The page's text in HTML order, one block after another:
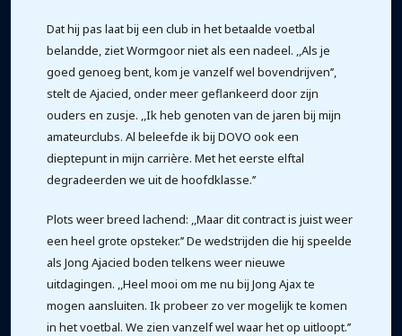
Dat hij pas laat bij een club in het betaalde voetbal
belandde, ziet Wormgoor niet als een nadeel. ,,Als je
goed genoeg bent, kom je vanzelf wel bovendrijven’’,
stelt de Ajacied, onder meer geflankeerd door zijn
ouders en zusje. ,,Ik heb genoten van de jaren bij mijn
amateurclubs. Al beleefde ik bij DOVO ook een
dieptepunt in mijn carrière. Met het eerste elftal
degradeerden we uit de hoofdklasse.’’
Plots weer breed lachend: ,,Maar dit contract is juist weer
een heel grote opsteker.’’ De wedstrijden die hij speelde
als Jong Ajacied boden telkens weer nieuwe
uitdagingen. ,,Heel mooi om me nu bij Jong Ajax te
mogen aansluiten. Ik probeer zo ver mogelijk te komen
in het voetbal. We zien vanzelf wel waar het op uitloopt.’’